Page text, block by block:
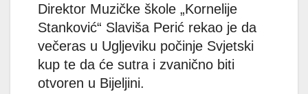
Direktor Muzičke škole „Kornelije
Stanković“ Slaviša Perić rekao je da
večeras u Ugljeviku počinje Svjetski
kup te da će sutra i zvanično biti
otvoren u Bijeljini.